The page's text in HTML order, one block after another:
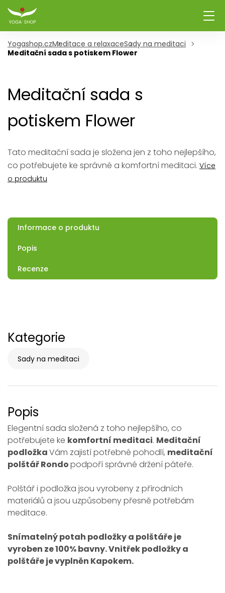
Yogashop.czMeditace a relaxaceSady na meditaci
Meditační sada s potiskem Flower
Meditační sada s
potiskem Flower
Tato meditační sada je složena jen z toho nejlepšího,
co potřebujete ke správné a komfortní meditaci. Více
o produktu
Informace o produktu
Popis
Recenze
Kategorie
Sady na meditaci
Popis
Elegentní sada složená z toho nejlepšího, co
potřebujete ke komfortní meditaci. Meditační
podložkaVám zajistí potřebné pohodlí, meditační
polštář Rondopodpoří správné držení páteře.
Polštář i podložka jsou vyrobeny z přírodních
materiálů a jsou uzpůsobeny přesně potřebám
meditace.
Snímatelný potah podložky a polštáře je
vyroben ze 100% bavny. Vnitřek podložky a
polštáře je vyplněn Kapokem.